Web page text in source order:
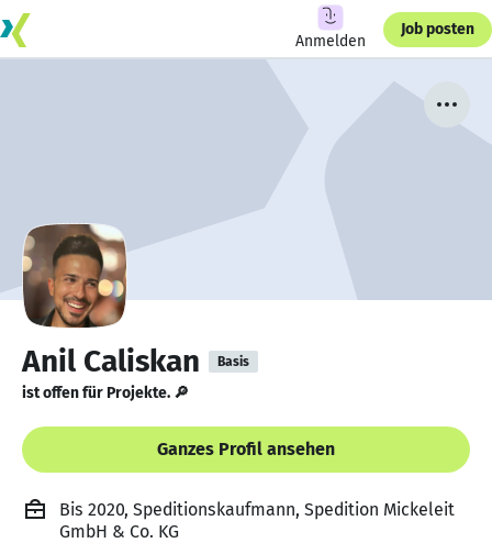
Anmelden
Job posten
Anil Caliskan Basis
ist offen für Projekte. 🔎
Ganzes Profil ansehen
Bis 2020, Speditionskaufmann, Spedition Mickeleit
GmbH & Co. KG